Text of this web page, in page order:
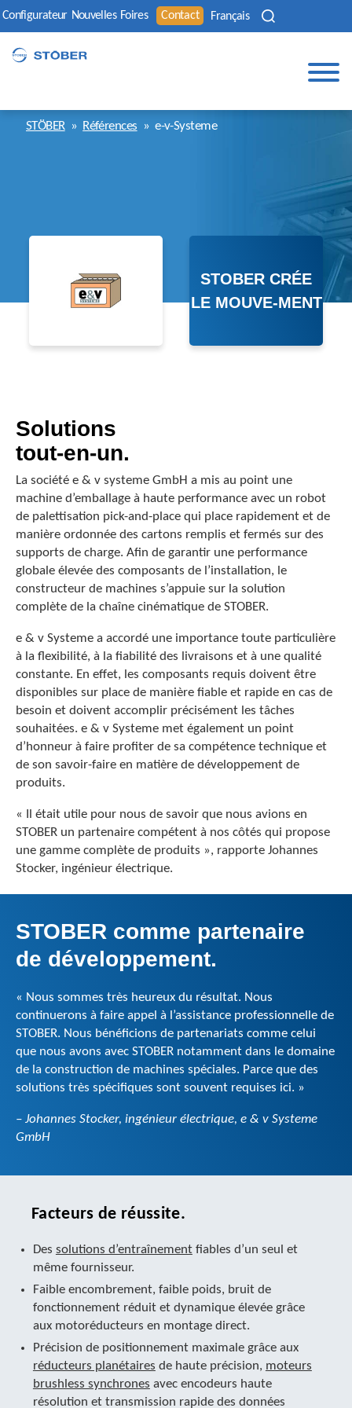
Configurateur Nouvelles Foires Contact Français
STÖBER » Références » e-v-Systeme
STOBER CRÉE
LE MOUVE-MENT
Solutions
tout-en-un.
La société e & v systeme GmbH a mis au point une
machine d’emballage à haute performance avec un robot
de palettisation pick-and-place qui place rapidement et de
manière ordonnée des cartons remplis et fermés sur des
supports de charge. Afin de garantir une performance
globale élevée des composants de l’installation, le
constructeur de machines s’appuie sur la solution
complète de la chaîne cinématique de STOBER.
e & v Systeme a accordé une importance toute particulière
à la flexibilité, à la fiabilité des livraisons et à une qualité
constante. En effet, les composants requis doivent être
disponibles sur place de manière fiable et rapide en cas de
besoin et doivent accomplir précisément les tâches
souhaitées. e & v Systeme met également un point
d’honneur à faire profiter de sa compétence technique et
de son savoir-faire en matière de développement de
produits.
« Il était utile pour nous de savoir que nous avions en
STOBER un partenaire compétent à nos côtés qui propose
une gamme complète de produits », rapporte Johannes
Stocker, ingénieur électrique.
STOBER comme partenaire
de développement.
« Nous sommes très heureux du résultat. Nous
continuerons à faire appel à l’assistance professionnelle de
STOBER. Nous bénéficions de partenariats comme celui
que nous avons avec STOBER notamment dans le domaine
de la construction de machines spéciales. Parce que des
solutions très spécifiques sont souvent requises ici. »
– Johannes Stocker, ingénieur électrique, e & v Systeme
GmbH
Facteurs de réussite.
Des solutions d’entraînementfiables d’un seul et
même fournisseur.
Faible encombrement, faible poids, bruit de
fonctionnement réduit et dynamique élevée grâce
aux motoréducteurs en montage direct.
Précision de positionnement maximale grâce aux
réducteurs planétaires de haute précision, moteurs
brushless synchrones avec encodeurs haute
résolution et transmission rapide des données